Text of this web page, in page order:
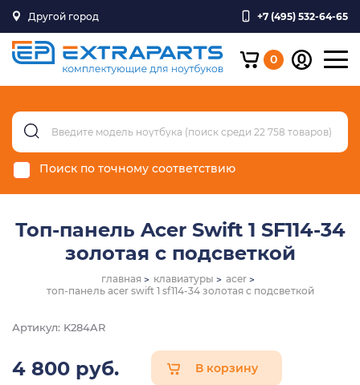
Другой город +7 (495) 532-64-65
0
Поиск по точному соответствию
Топ-панель Acer Swift 1 SF114-34
золотая с подсветкой
главная клавиатуры
acer
топ-панель acer swift 1 sf114-34 золотая с подсветкой
Артикул: K284AR
4 800 руб. В корзину